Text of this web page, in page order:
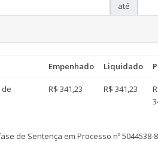
até
Empenhado Liquidado
R$ 341,23 R$ 341,23
Sentença em Processo nº 5044538-